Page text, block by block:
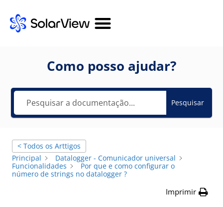
Como posso ajudar?
Pesquisar
< Todos os Arttigos
Principal
Datalogger - Comunicador universal
Funcionalidades
Por que e como configurar o
número de strings no datalogger ?
Imprimir